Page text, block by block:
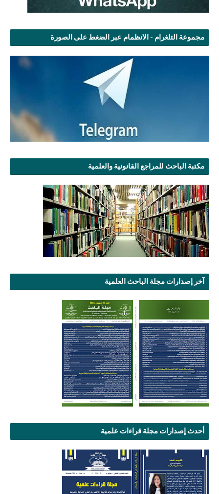
مجموعة التلغرام - الانظمام عبر الضغط على الصورة
مكتبة الباحث للمراجع القانونية والعلمية
آخر إصدارات مجلة الباحث العلمية
أحدث إصدارات مجلة قراءات علمية